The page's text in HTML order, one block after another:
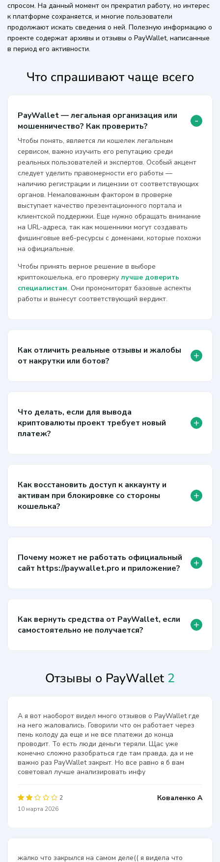
спросом. На данный момент он прекратил работу, но интерес
к платформе сохраняется, и многие пользователи
продолжают искать сведения о ней. Полезную информацию о
проекте содержат архивы и отзывы о PayWallet, написанные
в период его активности.
Что спрашивают чаще всего
PayWallet — легальная организация или
мошенничество? Как проверить?
-
Чтобы понять, является ли кошелек легальным
сервисом, важно изучить его репутацию среди
реальных пользователей и экспертов. Особый акцент
следует уделить правомерности его работы —
наличию регистрации и лицензии от соответствующих
органов. Немаловажным фактором в проверке
выступает качество презентационного портала и
клиентской поддержки. Еще нужно обращать внимание
на URL-адреса, так как мошенники могут создавать
фишинговые веб-ресурсы с доменами, которые похожи
на официальные.
Чтобы принять верное решение в выборе
криптокошелька, его проверку лучше доверить
специалистам. Они промониторят базовые аспекты
работы и вынесут соответствующий вердикт.
Как отличить реальные отзывы и жалобы
от накрутки или ботов?
+
Что делать, если для вывода
криптовалюты проект требует новый
платеж?
+
Как восстановить доступ к аккаунту и
активам при блокировке со стороны
кошелька?
+
Почему может не работать официальный
сайт https://paywallet.pro и приложение?
+
Как вернуть средства от PayWallet, если
самостоятельно не получается?
+
Отзывы о PayWallet 2
А я вот наоборот видел много отзывов о PayWallet где
на него жаловались. Говорили что он работает через
пень колоду да еще и не все платежи до конца
проводит. То есть люди деньги теряли. Щас уже
конечно сложно разобраться где там правда, да и не
важно раз PayWallet закрыт. Но все равно я б вам
советовал лучше анализировать инфу
2
10 марта 2026
Коваленко А
жалко что закрылся на самом деле(( я видела что